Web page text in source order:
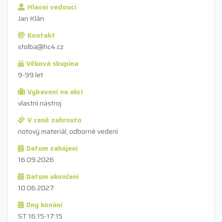
Hlavní vedoucí
Jan Klán
Kontakt
stolba@hc4.cz
Věková skupina
9-99 let
Vybavení na akci
vlastní nástroj
V ceně zahrnuto
notový materiál, odborné vedení
Datum zahájení
16.09.2026
Datum ukončení
10.06.2027
Dny konání
ST 16:15-17:15